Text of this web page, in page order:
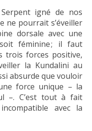
igné de nos
ne pourrait s’éveiller
dorsale avec une
féminine ; il faut
trois forces positive,
la Kundalini au
absurde que vouloir
force unique – la
–. C’est tout à fait
avec la